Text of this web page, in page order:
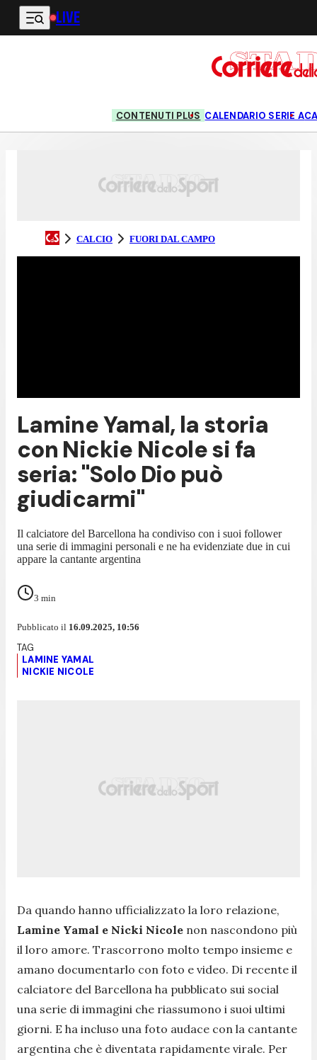
Vai al contenuto principale
LIVE
CONTENUTI PLUS CALENDARIO SERIE A
CALCIO FUORI DAL CAMPO
Lamine Yamal, la storia
con Nickie Nicole si fa
seria: "Solo Dio può
giudicarmi"
Il calciatore del Barcellona ha condiviso con i suoi follower
una serie di immagini personali e ne ha evidenziate due in cui
appare la cantante argentina
3 min
Pubblicato il 16.09.2025, 10:56
LAMINE YAMAL
NICKIE NICOLE
Da quando hanno ufficializzato la loro relazione,
Lamine Yamal e Nicki Nicole non nascondono più
il loro amore. Trascorrono molto tempo insieme e
amano documentarlo con foto e video. Di recente il
calciatore del Barcellona ha pubblicato sui social
una serie di immagini che riassumono i suoi ultimi
giorni. E ha incluso una foto audace con la cantante
argentina che è diventata rapidamente virale. Per